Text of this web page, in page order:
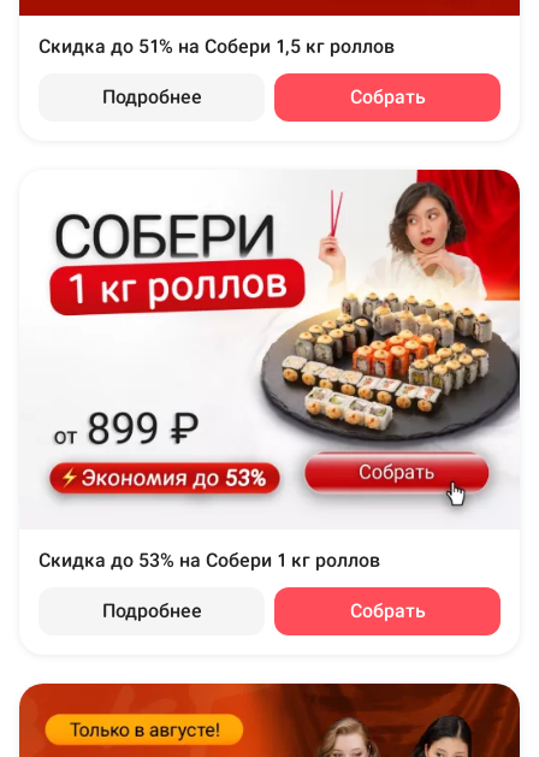
Скидка до 51% на Собери 1,5 кг роллов
Подробнее Собрать
Скидка до 53% на Собери 1 кг роллов
Подробнее Собрать